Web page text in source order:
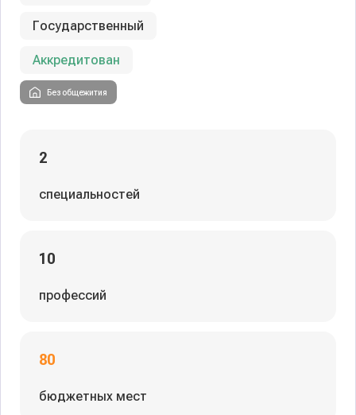
Государственный
Аккредитован
Без общежития
2
специальностей
10
профессий
80
бюджетных мест